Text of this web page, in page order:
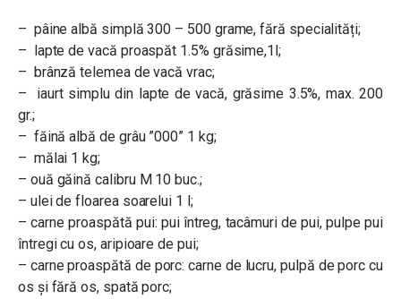
– pâine albă simplă 300 – 500 grame, fără specialități;
– lapte de vacă proaspăt 1.5% grăsime,1l;
– brânză telemea de vacă vrac;
– iaurt simplu din lapte de vacă, grăsime 3.5%, max. 200
gr.;
– făină albă de grâu ”000” 1 kg;
– mălai 1 kg;
– ouă găină calibru M 10 buc.;
– ulei de floarea soarelui 1 l;
– carne proaspătă pui: pui întreg, tacâmuri de pui, pulpe pui
întregi cu os, aripioare de pui;
– carne proaspătă de porc: carne de lucru, pulpă de porc cu
os și fără os, spată porc;